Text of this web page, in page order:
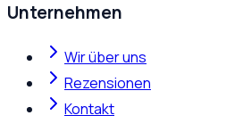
Unternehmen
Wir über uns
Rezensionen
Kontakt